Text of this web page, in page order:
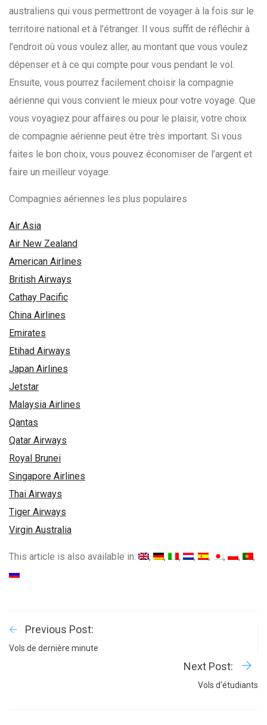
australiens qui vous permettront de voyager à la fois sur le
territoire national et à l’étranger. Il vous suffit de réfléchir à
l’endroit où vous voulez aller, au montant que vous voulez
dépenser et à ce qui compte pour vous pendant le vol.
Ensuite, vous pourrez facilement choisir la compagnie
aérienne qui vous convient le mieux pour votre voyage. Que
vous voyagiez pour affaires ou pour le plaisir, votre choix
de compagnie aérienne peut être très important. Si vous
faites le bon choix, vous pouvez économiser de l’argent et
faire un meilleur voyage.
Compagnies aériennes les plus populaires
Air Asia
Air New Zealand
American Airlines
British Airways
Cathay Pacific
China Airlines
Emirates
Etihad Airways
Japan Airlines
Jetstar
Malaysia Airlines
Qantas
Qatar Airways
Royal Brunei
Singapore Airlines
Thai Airways
Tiger Airways
Virgin Australia
This article is also available in:
Previous Post:
Vols de dernière minute
Next Post:
Vols d'étudiants